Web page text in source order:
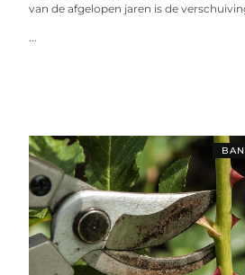
van de afgelopen jaren is de
...